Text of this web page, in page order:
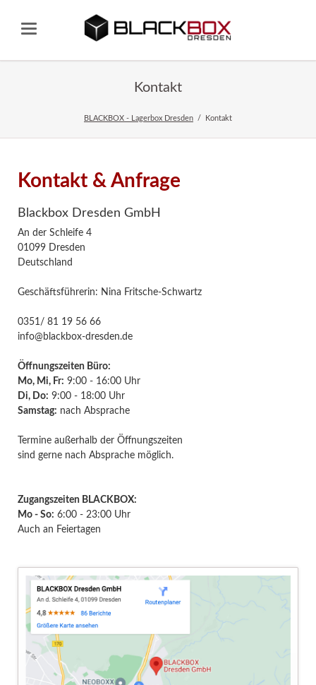
Kontakt
BLACKBOX - Lagerbox Dresden Kontakt
Kontakt & Anfrage
Blackbox Dresden GmbH
An der Schleife 4
01099 Dresden
Deutschland
Geschäftsführerin: Nina Fritsche-Schwartz
0351/ 81 19 56 66
info@blackbox-dresden.de
Öffnungszeiten Büro:
Mo, Mi, Fr: 9:00 - 16:00 Uhr
Di, Do: 9:00 - 18:00 Uhr
Samstag: nach Absprache
Termine außerhalb der Öffnungszeiten
sind gerne nach Absprache möglich.
Zugangszeiten BLACKBOX:
Mo - So: 6:00 - 23:00 Uhr
Auch an Feiertagen